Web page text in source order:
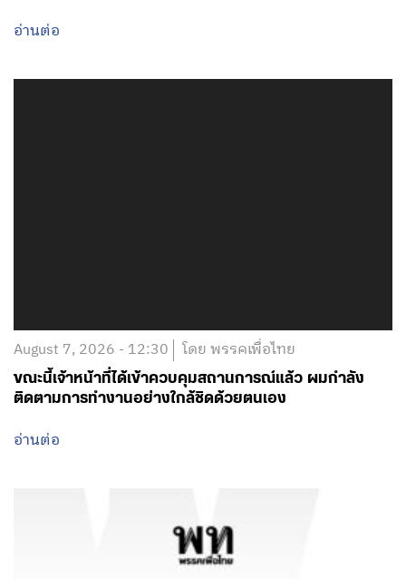
อ่านต่อ
August 7, 2026 - 12:30 โดย พรรคเพื่อไทย
ขณะนี้เจ้าหน้าที่ได้เข้าควบคุมสถานการณ์แล้ว ผมกำลัง
ติดตามการทำงานอย่างใกล้ชิดด้วยตนเอง
อ่านต่อ